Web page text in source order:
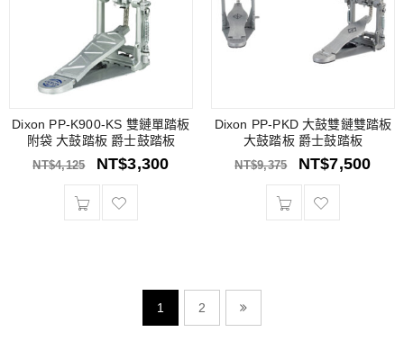
Dixon PP-K900-KS 雙鏈單踏板
附袋 大鼓踏板 爵士鼓踏板
NT$4,125 NT$3,300
Dixon PP-PKD 大鼓雙鏈雙踏板
大鼓踏板 爵士鼓踏板
NT$9,375 NT$7,500
1 2